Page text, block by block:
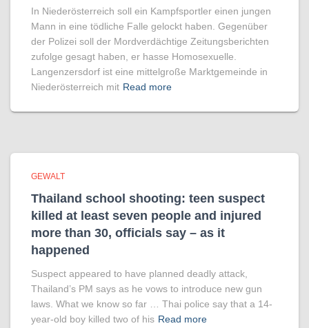
In Niederösterreich soll ein Kampfsportler einen jungen
Mann in eine tödliche Falle gelockt haben. Gegenüber
der Polizei soll der Mordverdächtige Zeitungsberichten
zufolge gesagt haben, er hasse Homosexuelle.
Langenzersdorf ist eine mittelgroße Marktgemeinde in
Niederösterreich mit Read more
GEWALT
Thailand school shooting: teen suspect
killed at least seven people and injured
more than 30, officials say – as it
happened
Suspect appeared to have planned deadly attack,
Thailand’s PM says as he vows to introduce new gun
laws. What we know so far … Thai police say that a 14-
year-old boy killed two of his Read more